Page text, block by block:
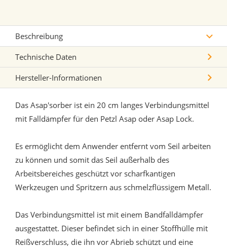
Beschreibung
Technische Daten
Hersteller-Informationen
Das Asap'sorber ist ein 20 cm langes Verbindungsmittel
mit Falldämpfer für den Petzl Asap oder Asap Lock.
Es ermöglicht dem Anwender entfernt vom Seil arbeiten
zu können und somit das Seil außerhalb des
Arbeitsbereiches geschützt vor scharfkantigen
Werkzeugen und Spritzern aus schmelzflüssigem Metall.
Das Verbindungsmittel ist mit einem Bandfalldämpfer
ausgestattet. Dieser befindet sich in einer Stoffhülle mit
Reißverschluss, die ihn vor Abrieb schützt und eine